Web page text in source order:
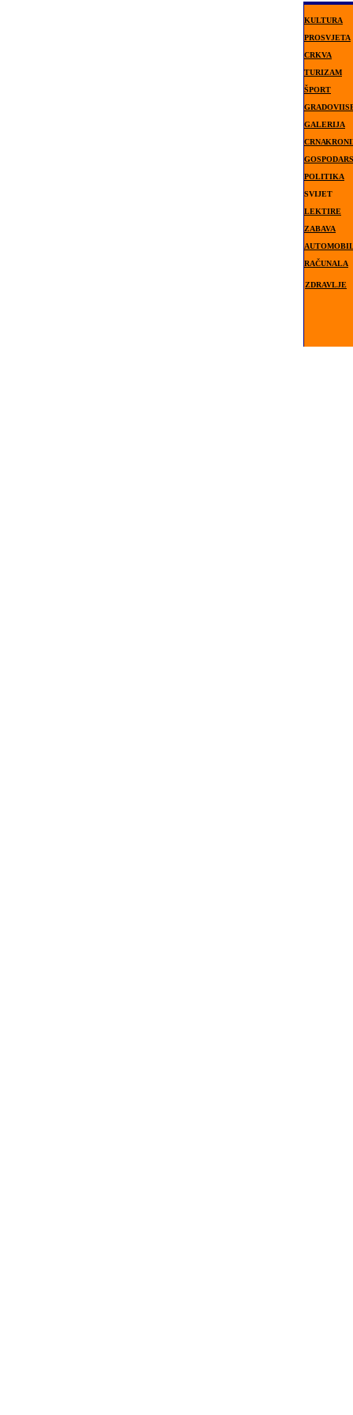
KULTURA
PROSVJETA
CRKVA
TURIZAM
ŠPORT
GRADOVI I
GALERIJA
CRNA
POLITIKA
SVIJET
LEKTIRE
ZABAVA
RAČUNALA
ZDRAVLJE